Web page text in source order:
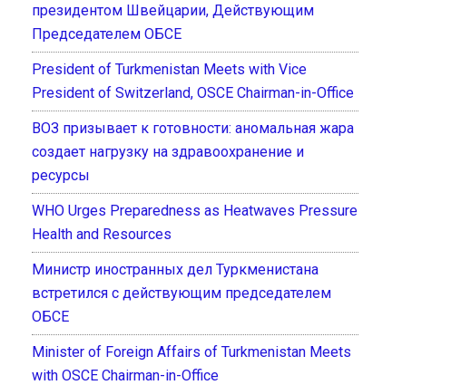
президентом Швейцарии, Действующим
Председателем ОБСЕ
President of Turkmenistan Meets with Vice
President of Switzerland, OSCE Chairman-in-Office
ВОЗ призывает к готовности: аномальная жара
создает нагрузку на здравоохранение и
ресурсы
WHO Urges Preparedness as Heatwaves Pressure
Health and Resources
Министр иностранных дел Туркменистана
встретился с действующим председателем
ОБСЕ
Minister of Foreign Affairs of Turkmenistan Meets
with OSCE Chairman-in-Office